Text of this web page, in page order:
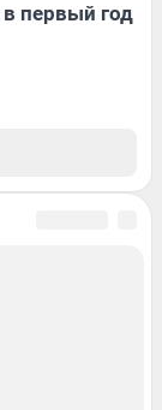
первый год